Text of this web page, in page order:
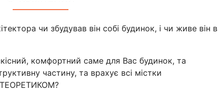
чи збудував він собі будинок, і чи живе він в
комфортний саме для Вас будинок, та
частину, та врахує всі містки
ТЕОРЕТИКОМ?